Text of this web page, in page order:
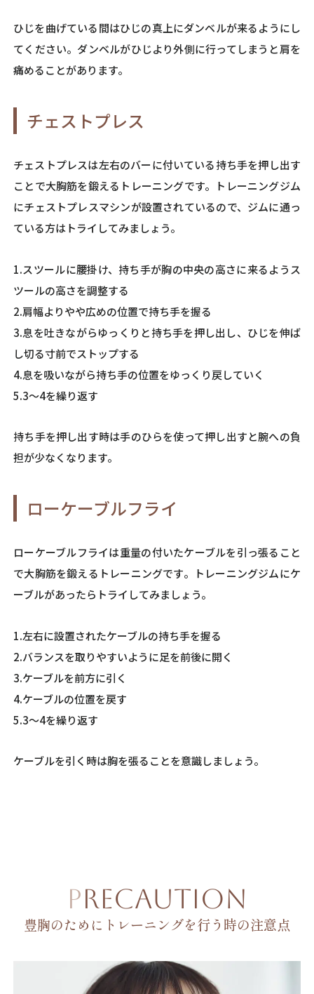
ひじを曲げている間はひじの真上にダンベルが来るようにし
てください。ダンベルがひじより外側に行ってしまうと肩を
痛めることがあります。
チェストプレス
チェストプレスは左右のバーに付いている持ち手を押し出す
ことで大胸筋を鍛えるトレーニングです。トレーニングジム
にチェストプレスマシンが設置されているので、ジムに通っ
ている方はトライしてみましょう。
1.スツールに腰掛け、持ち手が胸の中央の高さに来るようス
ツールの高さを調整する
2.肩幅よりやや広めの位置で持ち手を握る
3.息を吐きながらゆっくりと持ち手を押し出し、ひじを伸ば
し切る寸前でストップする
4.息を吸いながら持ち手の位置をゆっくり戻していく
5.3～4を繰り返す
持ち手を押し出す時は手のひらを使って押し出すと腕への負
担が少なくなります。
ローケーブルフライ
ローケーブルフライは重量の付いたケーブルを引っ張ること
で大胸筋を鍛えるトレーニングです。トレーニングジムにケ
ーブルがあったらトライしてみましょう。
1.左右に設置されたケーブルの持ち手を握る
2.バランスを取りやすいように足を前後に開く
3.ケーブルを前方に引く
4.ケーブルの位置を戻す
5.3～4を繰り返す
ケーブルを引く時は胸を張ることを意識しましょう。
PRECAUTION
豊胸のためにトレーニングを行う時の注意点